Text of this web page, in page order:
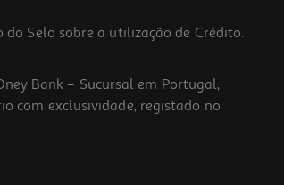
Selo sobre a utilização de Crédito.
Bank – Sucursal em Portugal,
com exclusividade, registado no